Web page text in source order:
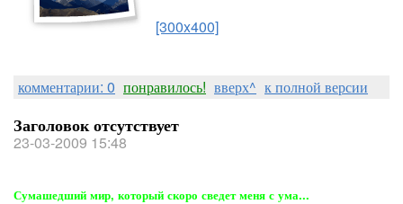
[300x400]
комментарии: 0 понравилось! вверх^ к полной версии
Заголовок отсутствует
23-03-2009 15:48
Сумашедший мир, который скоро сведет меня с ума...